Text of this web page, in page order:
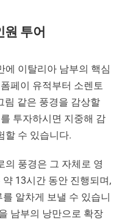
원 투어
에 이탈리아 남부의 핵심
페이 유적부터 소렌토
림 같은 풍경을 감상할
투자하시면 지중해 감
할 수 있습니다.
의 풍경은 그 자체로 영
13시간 동안 진행되며,
알차게 보낼 수 있습니
남부의 낭만으로 확장